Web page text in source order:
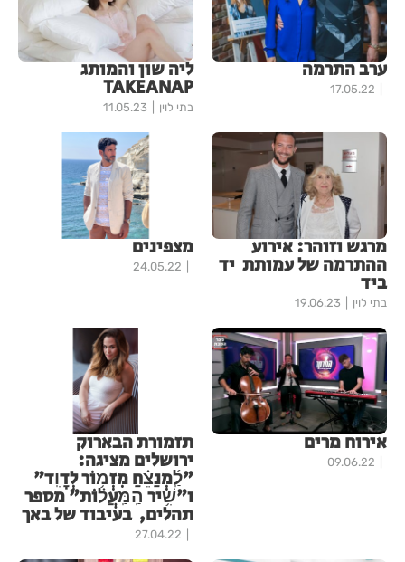
ערב התרמה
17.05.22
ליה שון והמותג
TAKEANAP
בתי לוין 11.05.23
מרגש וזוהר: אירוע
ההתרמה של עמותת יד
ביד
בתי לוין 19.06.23
מצפינים
24.05.22
אירוח מרים
09.06.22
תזמורת הבארוק
ירושלים מציגה:
"לַֽ֜מְנַצֵּ֗חַ מִזְמ֥וֹר לְדָוִֽד"
ו"שִׁ֥יר הַֽמַּֽעֲל֗וֹת" מספר
תהלים, בעיבוד של באך
27.04.22